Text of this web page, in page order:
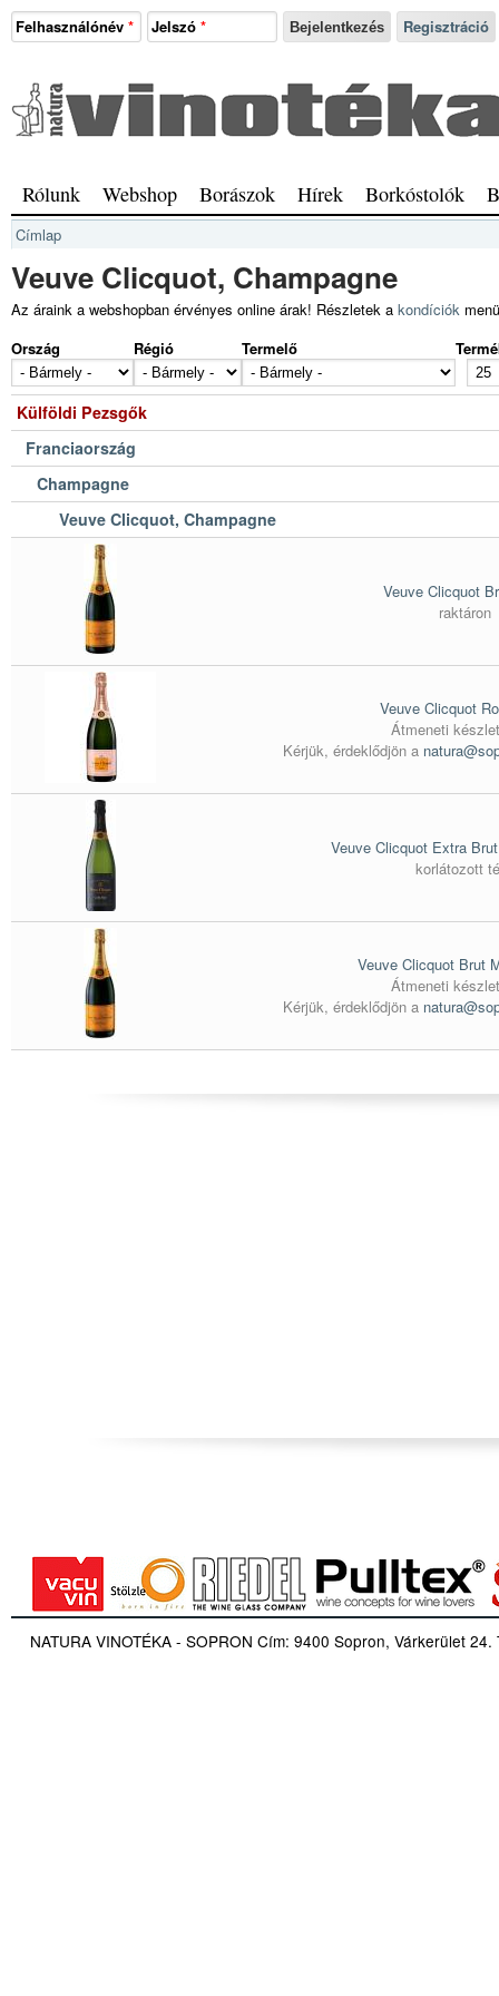
Ugrás a tartalomra
Felhasználónév * Jelszó * Regisztráció
Natura
Vinotéka
Főmenü
Rólunk Webshop Borászok Hírek Borkóstolók
Jelenlegi hely
Címlap
Veuve Clicquot, Champagne
Az áraink a webshopban érvényes online árak! Részletek a kondíciók
Ország
Régió Termelő
Külföldi Pezsgők
Franciaország
Champagne
Veuve Clicquot, Champagne
Veuve Clicquot
raktáron
Veuve Clicquot
Átmeneti
Kérjük, érdeklődjön a
Veuve Clicquot Extra
korlátozott
Veuve Clicquot Brut
Átmeneti
Kérjük, érdeklődjön a
NATURA VINOTÉKA - SOPRON Cím: 9400 Sopron, Várkerület